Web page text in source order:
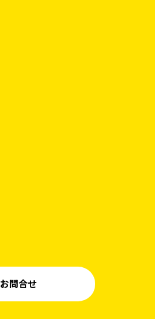
お問合せ